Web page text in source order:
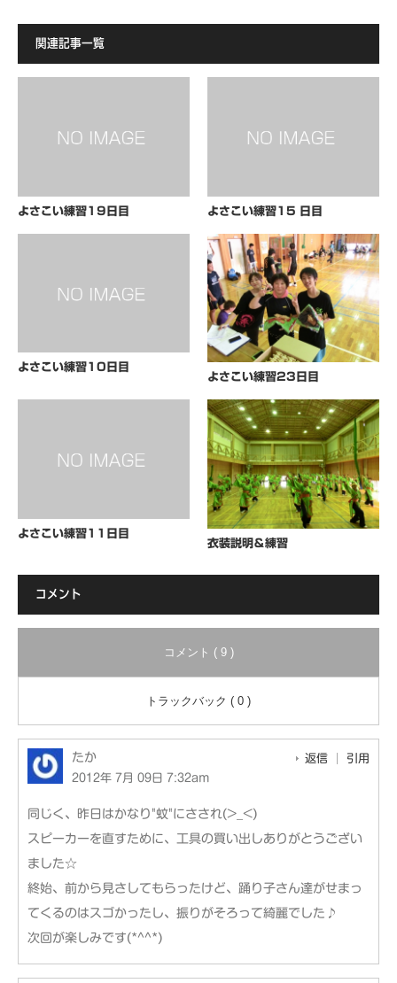
関連記事一覧
よさこい練習19日目 よさこい練習15 日目
よさこい練習10日目
よさこい練習23日目
よさこい練習11日目
衣装説明＆練習
コメント
コメント ( 9 )
トラックバック ( 0 )
たか
2012年 7月 09日 7:32am
返信 引用
同じく、昨日はかなり"蚊"にさされ(>_<)
スピーカーを直すために、工具の買い出しありがとうござい
ました☆
終始、前から見さしてもらったけど、踊り子さん達がせまっ
てくるのはスゴかったし、振りがそろって綺麗でした♪
次回が楽しみです(*^^*)